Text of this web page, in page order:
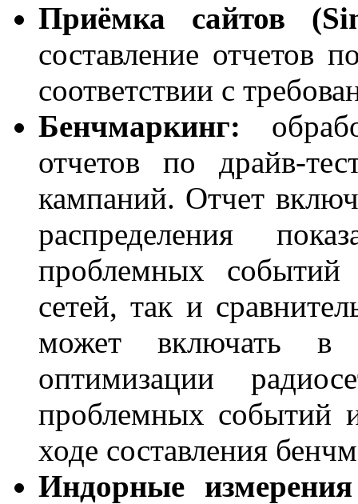
Приёмка сайтов
составление отчетов
соответствии с
Бенчмаркинг:
отчетов по драйв-
кампаний. Отчет
распределения
проблемных
сетей, так и
может включать в
оптимизации
проблемных событий
ходе составления
Индорные измерения